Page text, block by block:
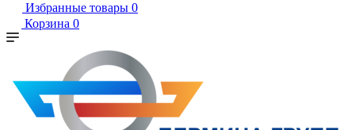
Избранные товары 0
Корзина 0